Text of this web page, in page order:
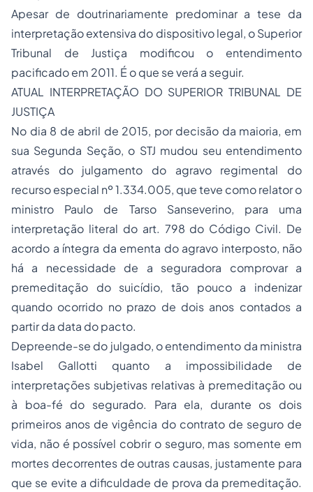
Apesar de doutrinariamente predominar a tese da
interpretação extensiva do dispositivo legal, o Superior
Tribunal de Justiça modificou o entendimento
pacificado em 2011. É o que se verá a seguir.
ATUAL INTERPRETAÇÃO DO SUPERIOR TRIBUNAL DE
JUSTIÇA
No dia 8 de abril de 2015, por decisão da maioria, em
sua Segunda Seção, o STJ mudou seu entendimento
através do julgamento do agravo regimental do
recurso especial nº 1.334.005, que teve como relator o
ministro Paulo de Tarso Sanseverino, para uma
interpretação literal do art. 798 do Código Civil. De
acordo a íntegra da ementa do agravo interposto, não
há a necessidade de a seguradora comprovar a
premeditação do suicídio, tão pouco a indenizar
quando ocorrido no prazo de dois anos contados a
partir da data do pacto.
Depreende-se do julgado, o entendimento da ministra
Isabel Gallotti quanto a impossibilidade de
interpretações subjetivas relativas à premeditação ou
à boa-fé do segurado. Para ela, durante os dois
primeiros anos de vigência do contrato de seguro de
vida, não é possível cobrir o seguro, mas somente em
mortes decorrentes de outras causas, justamente para
que se evite a dificuldade de prova da premeditação.